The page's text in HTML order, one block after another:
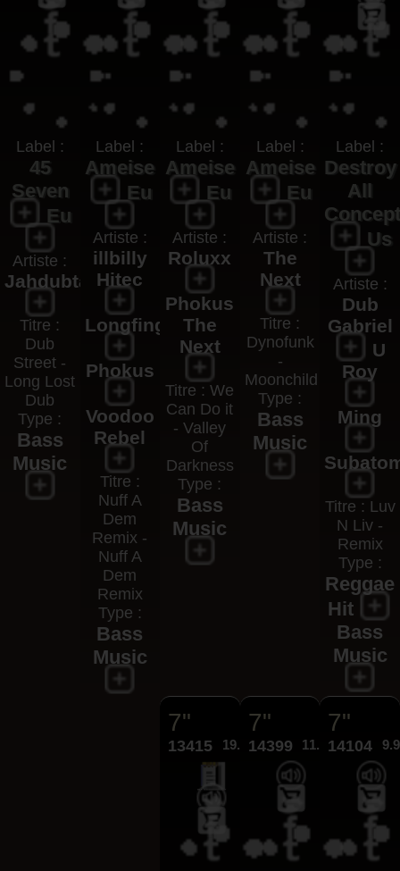
Label :
45
Seven
Eu
Artiste :
Jahdubtahz
Titre :
Dub
Street -
Long Lost
Dub
Type :
Bass
Music
Label :
Ameise
Eu
Artiste :
illbilly
Hitec
Longfingah
Phokus
Voodoo
Rebel
Titre :
Nuff A
Dem
Remix -
Nuff A
Dem
Remix
Type :
Bass
Music
Label :
Ameise
Eu
Artiste :
Roluxx
Phokus
The
Next
Titre : We
Can Do it
- Valley
Of
Darkness
Type :
Bass
Music
Label :
Ameise
Eu
Artiste :
The
Next
Titre :
Dynofunk
-
Moonchild
Type :
Bass
Music
Label :
Destroy
All
Us
Artiste :
Dub
Gabriel
U
Roy
Ming
Titre : Luv
N Liv -
Remix
Type :
Reggae
Hit
Bass
Music
7"
13415 19.95€
7"
14399 11.95€
7"
14104